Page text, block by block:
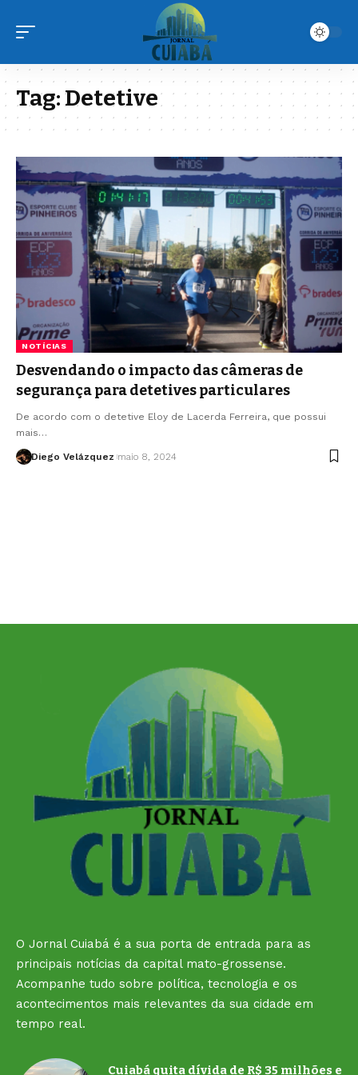
Tag:Detetive
NOTÍCIAS
Desvendando o impacto das câmeras de
segurança para detetives particulares
De acordo com o detetive Eloy de Lacerda Ferreira, que possui
mais…
Diego Velázquez maio 8, 2024
O Jornal Cuiabá é a sua porta de entrada para as
principais notícias da capital mato-grossense.
Acompanhe tudo sobre política, tecnologia e os
acontecimentos mais relevantes da sua cidade em
tempo real.
Cuiabá quita dívida de R$ 35 milhões e